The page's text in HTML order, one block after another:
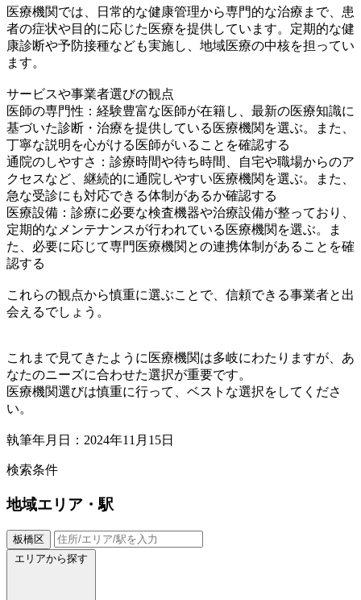
医療機関では、日常的な健康管理から専門的な治療まで、患
者の症状や目的に応じた医療を提供しています。定期的な健
康診断や予防接種なども実施し、地域医療の中核を担ってい
ます。
サービスや事業者選びの観点
医師の専門性：経験豊富な医師が在籍し、最新の医療知識に
基づいた診断・治療を提供している医療機関を選ぶ。また、
丁寧な説明を心がける医師がいることを確認する
通院のしやすさ：診療時間や待ち時間、自宅や職場からのア
クセスなど、継続的に通院しやすい医療機関を選ぶ。また、
急な受診にも対応できる体制があるか確認する
医療設備：診療に必要な検査機器や治療設備が整っており、
定期的なメンテナンスが行われている医療機関を選ぶ。ま
た、必要に応じて専門医療機関との連携体制があることを確
認する
これらの観点から慎重に選ぶことで、信頼できる事業者と出
会えるでしょう。
これまで見てきたように医療機関は多岐にわたりますが、あ
なたのニーズに合わせた選択が重要です。
医療機関選びは慎重に行って、ベストな選択をしてくださ
い。
執筆年月日：2024年11月15日
検索条件
地域エリア・駅
板橋区
エリアから探す